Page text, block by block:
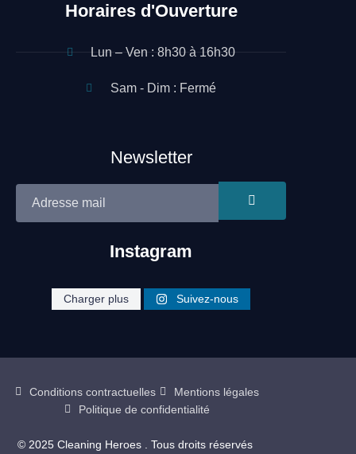
Horaires d'Ouverture
Lun – Ven : 8h30 à 16h30
Sam - Dim : Fermé
Newsletter
Instagram
cleaning.heroe
s
cleaning.heroe
s
s
cleaning.heroe
cleaning.heroe
cleaning.heroe
Charger plus Suivez-nous
Conditions contractuelles
Mentions légales
Politique de confidentialité
© 2025 Cleaning Heroes . Tous droits réservés